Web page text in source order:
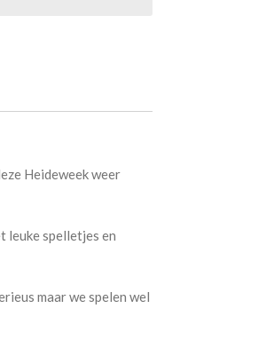
Heideweek weer
leuke spelletjes en
maar we spelen wel